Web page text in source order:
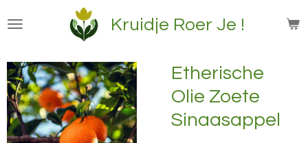
direct
de
hoofdinhoud
Kruidje Roer Je !
Etherische
Olie Zoete
Sinaasappel